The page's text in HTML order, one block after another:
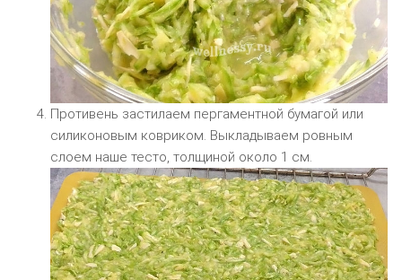
Противень застилаем пергаментной бумагой или
силиконовым ковриком. Выкладываем ровным
слоем наше тесто, толщиной около 1 см.